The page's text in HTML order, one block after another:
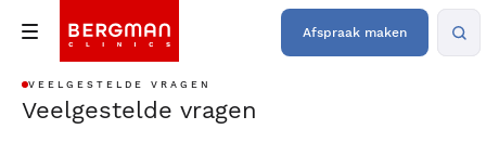
Afspraak maken
VEELGESTELDE VRAGEN
Veelgestelde vragen